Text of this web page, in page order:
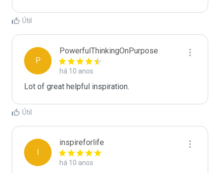
Útil
P
PowerfulThinkingOnPurpose
há 10 anos
Lot of great helpful inspiration.
Útil
I
inspireforlife
há 10 anos